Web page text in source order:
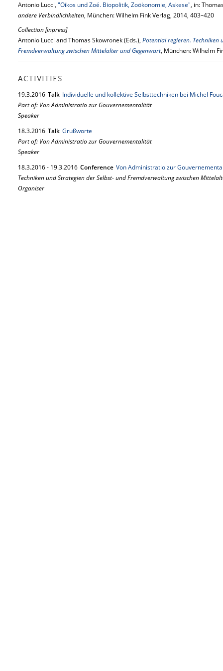
Antonio Lucci, "Oikos und Zoé. Biopolitik, Zoökonomie, Askese", in:
andere Verbindlichkeiten, München: Wilhelm Fink Verlag, 2014, 403–420
Collection [inpress]
Antonio Lucci and Thomas Skowronek (Eds.), Potential regieren. Techniken
Fremdverwaltung zwischen Mittelalter und Gegenwart, München: Wilhelm
ACTIVITIES
19.3.2016 Talk Individuelle und kollektive Selbsttechniken bei Michel
Part of: Von Administratio zur Gouvernementalität
Speaker
18.3.2016 Talk Grußworte
Part of: Von Administratio zur Gouvernementalität
Speaker
18.3.2016- 19.3.2016 Conference Von Administratio zur
Techniken und Strategien der Selbst- und Fremdverwaltung zwischen
Organiser